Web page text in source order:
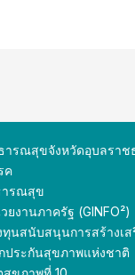
ารณสุขจังหวัดอุบลราช
ค
ารณสุข
งานภาครัฐ (GINFO²)
ทุนสนับสนุนการสร้างเ
ประกันสุขภาพแห่งชาติ